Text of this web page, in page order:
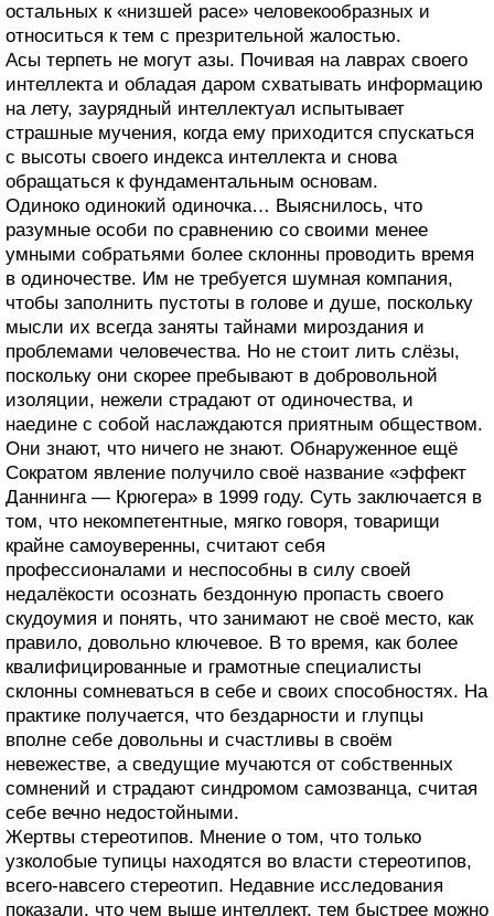
остальных к «низшей расе» человекообразных и
относиться к тем с презрительной жалостью.
Асы терпеть не могут азы. Почивая на лаврах своего
интеллекта и обладая даром схватывать информацию
на лету, заурядный интеллектуал испытывает
страшные мучения, когда ему приходится спускаться
с высоты своего индекса интеллекта и снова
обращаться к фундаментальным основам.
Одиноко одинокий одиночка… Выяснилось, что
разумные особи по сравнению со своими менее
умными собратьями более склонны проводить время
в одиночестве. Им не требуется шумная компания,
чтобы заполнить пустоты в голове и душе, поскольку
мысли их всегда заняты тайнами мироздания и
проблемами человечества. Но не стоит лить слёзы,
поскольку они скорее пребывают в добровольной
изоляции, нежели страдают от одиночества, и
наедине с собой наслаждаются приятным обществом.
Они знают, что ничего не знают. Обнаруженное ещё
Сократом явление получило своё название «эффект
Даннинга — Крюгера» в 1999 году. Суть заключается в
том, что некомпетентные, мягко говоря, товарищи
крайне самоуверенны, считают себя
профессионалами и неспособны в силу своей
недалёкости осознать бездонную пропасть своего
скудоумия и понять, что занимают не своё место, как
правило, довольно ключевое. В то время, как более
квалифицированные и грамотные специалисты
склонны сомневаться в себе и своих способностях. На
практике получается, что бездарности и глупцы
вполне себе довольны и счастливы в своём
невежестве, а сведущие мучаются от собственных
сомнений и страдают синдромом самозванца, считая
себе вечно недостойными.
Жертвы стереотипов. Мнение о том, что только
узколобые тупицы находятся во власти стереотипов,
всего-навсего стереотип. Недавние исследования
показали, что чем выше интеллект, тем быстрее можно